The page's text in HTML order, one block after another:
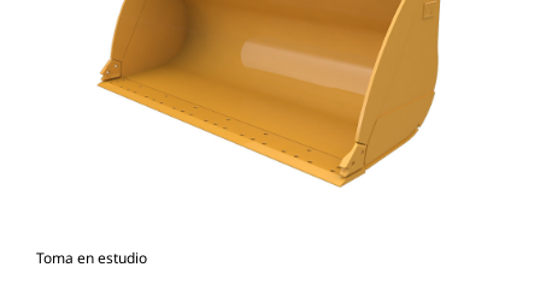
Toma en estudio